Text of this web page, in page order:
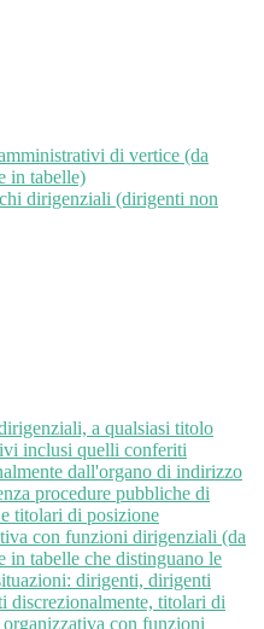
di vertice (da
in tabelle)
dirigenziali (dirigenti non
a qualsiasi titolo
inclusi quelli conferiti
dall'organo di indirizzo
procedure pubbliche di
titolari di posizione
con funzioni dirigenziali (da
in tabelle che distinguano le
dirigenti, dirigenti
discrezionalmente, titolari di
con funzioni